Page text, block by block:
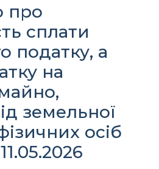
про
сплати
податку, а
на
земельної
осіб